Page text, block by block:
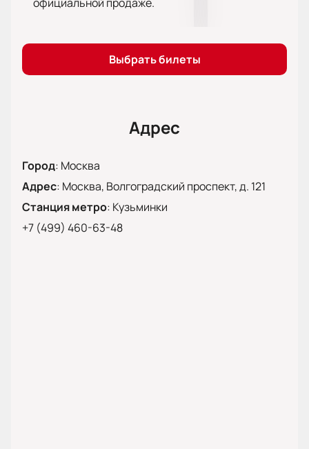
из одного антракта.
замечательный спектакль. Купите билеты на нашем
сайте и получите удовольствие от просмотра
«Щелкунчика» в Московском губернском театре.
Выбрать билеты
Адрес
Город: Москва
Адрес: Москва, Волгоградский проспект, д. 121
Станция метро: Кузьминки
+7 (499) 460-63-48